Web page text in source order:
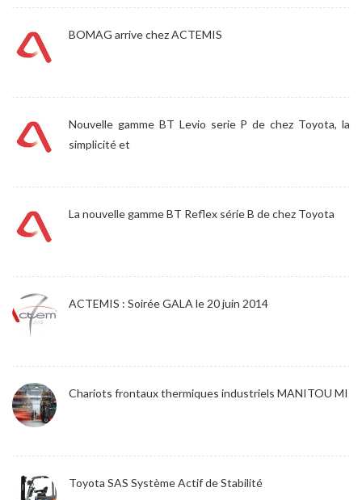
BOMAG arrive chez ACTEMIS
Nouvelle gamme BT Levio serie P de chez Toyota, la
simplicité et
La nouvelle gamme BT Reflex série B de chez Toyota
ACTEMIS : Soirée GALA le 20 juin 2014
Chariots frontaux thermiques industriels MANITOU MI
Toyota SAS Système Actif de Stabilité